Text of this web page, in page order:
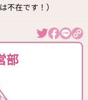
不在です！）
部